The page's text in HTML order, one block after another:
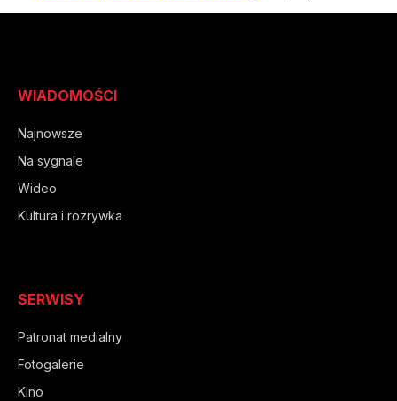
WIADOMOŚCI
Najnowsze
Na sygnale
Wideo
Kultura i rozrywka
SERWISY
Patronat medialny
Fotogalerie
Kino